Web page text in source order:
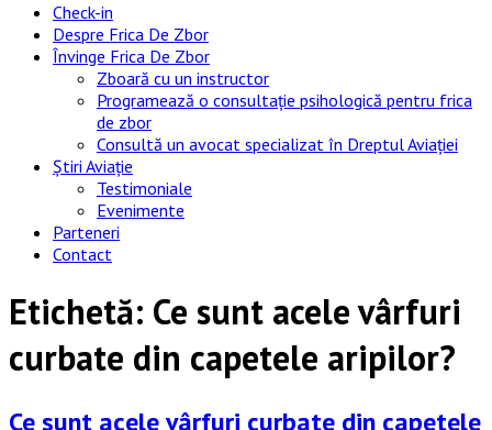
Check-in
Despre Frica De Zbor
Învinge Frica De Zbor
Zboară cu un instructor
Programează o consultație psihologică pentru frica
de zbor
Consultă un avocat specializat în Dreptul Aviației
Știri Aviație
Testimoniale
Evenimente
Parteneri
Contact
Etichetă: Ce sunt acele vârfuri
curbate din capetele aripilor?
Ce sunt acele vârfuri curbate din capetele